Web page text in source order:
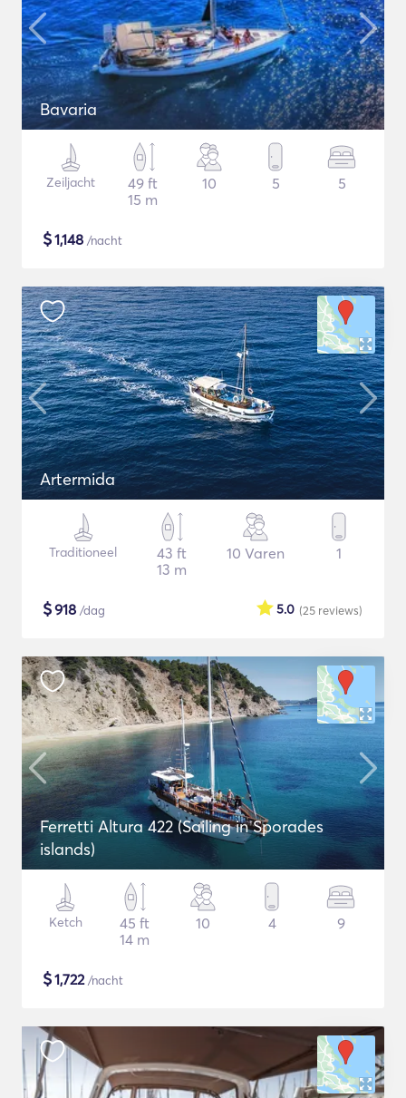
Bavaria
Zeiljacht
49 ft
15 m
10 5 5
$1,148 /nacht
Artermida
Traditioneel
43 ft
13 m
10 Varen 1
$918 /dag (25 reviews)
5.0
Ferretti Altura 422 (Sailing in Sporades
islands)
Ketch
45 ft
14 m
10 4 9
$1,722/nacht